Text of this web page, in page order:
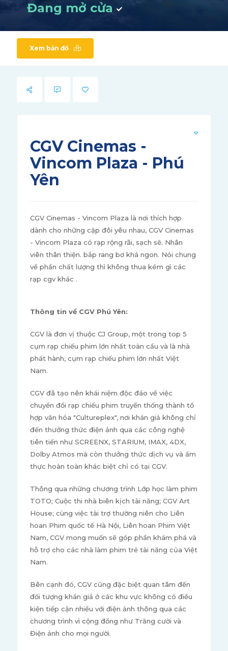
Đang mở cửa
Xem bản đồ
CGV Cinemas -
Vincom Plaza - Phú
Yên
CGV Cinemas - Vincom Plaza là nơi thích hợp
dành cho những cặp đôi yêu nhau, CGV Cinemas
- Vincom Plaza có rạp rộng rãi, sạch sẽ. Nhân
viên thân thiện. bắp rang bơ khá ngon. Nói chung
về phần chất lượng thì không thua kém gì các
rạp cgv khác .
Thông tin về CGV Phú Yên:
CGV là đơn vị thuộc CJ Group, một trong top 5
cụm rạp chiếu phim lớn nhất toàn cầu và là nhà
phát hành, cụm rạp chiếu phim lớn nhất Việt
Nam.
CGV đã tạo nên khái niệm độc đáo về việc
chuyển đổi rạp chiếu phim truyền thống thành tổ
hợp văn hóa "Cultureplex", nơi khán giả không chỉ
đến thưởng thức điện ảnh qua các công nghệ
tiên tiến như SCREENX, STARIUM, IMAX, 4DX,
Dolby Atmos mà còn thưởng thức dịch vụ và ẩm
thực hoàn toàn khác biệt chỉ có tại CGV.
Thông qua những chương trình Lớp học làm phim
TOTO; Cuộc thi nhà biên kịch tài năng; CGV Art
House; cùng việc tài trợ thường niên cho Liên
hoan Phim quốc tế Hà Nội, Liên hoan Phim Việt
Nam, CGV mong muốn sẽ góp phần khám phá và
hỗ trợ cho các nhà làm phim trẻ tài năng của Việt
Nam.
Bên cạnh đó, CGV cũng đặc biệt quan tâm đến
đối tượng khán giả ở các khu vực không có điều
kiện tiếp cận nhiều với điện ảnh thông qua các
chương trình vì cộng đồng như Trăng cười và
Điện ảnh cho mọi người.